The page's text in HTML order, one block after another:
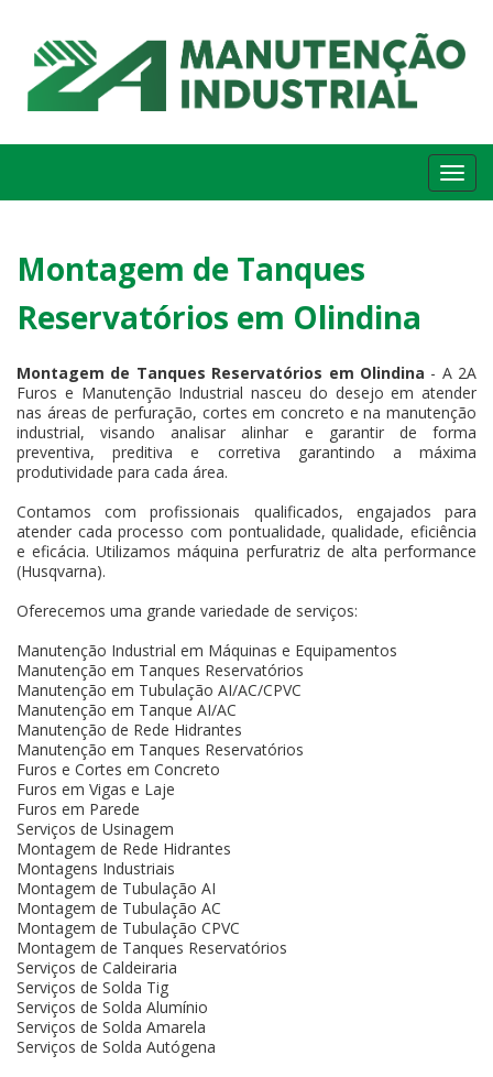
Montagem de Tanques
Reservatórios em Olindina
Montagem de Tanques Reservatórios em Olindina - A 2A
Furos e Manutenção Industrial nasceu do desejo em atender
nas áreas de perfuração, cortes em concreto e na manutenção
industrial, visando analisar alinhar e garantir de forma
preventiva, preditiva e corretiva garantindo a máxima
produtividade para cada área.
Contamos com profissionais qualificados, engajados para
atender cada processo com pontualidade, qualidade, eficiência
e eficácia. Utilizamos máquina perfuratriz de alta performance
(Husqvarna).
Oferecemos uma grande variedade de serviços:
Manutenção Industrial em Máquinas e Equipamentos
Manutenção em Tanques Reservatórios
Manutenção em Tubulação AI/AC/CPVC
Manutenção em Tanque AI/AC
Manutenção de Rede Hidrantes
Manutenção em Tanques Reservatórios
Furos e Cortes em Concreto
Furos em Vigas e Laje
Furos em Parede
Serviços de Usinagem
Montagem de Rede Hidrantes
Montagens Industriais
Montagem de Tubulação AI
Montagem de Tubulação AC
Montagem de Tubulação CPVC
Montagem de Tanques Reservatórios
Serviços de Caldeiraria
Serviços de Solda Tig
Serviços de Solda Alumínio
Serviços de Solda Amarela
Serviços de Solda Autógena